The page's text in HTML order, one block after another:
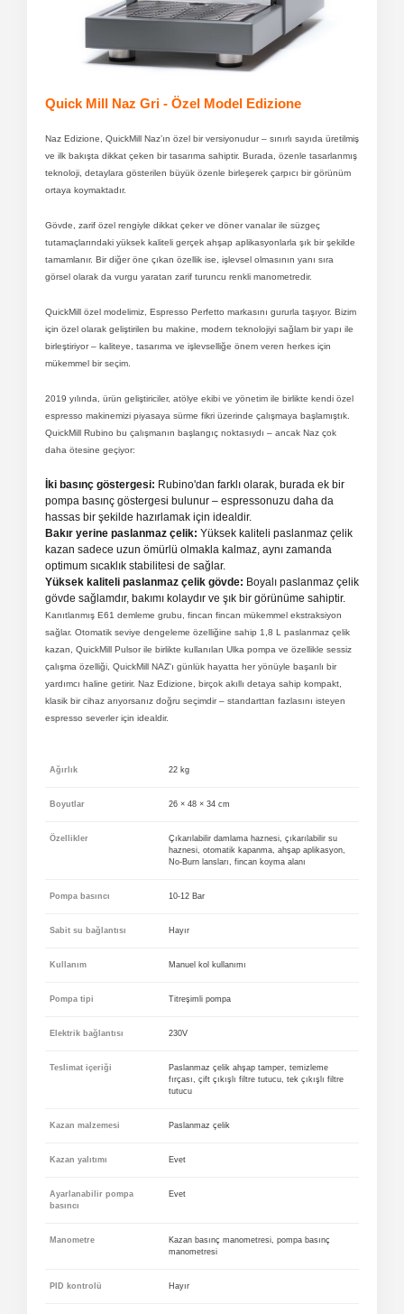
Quick Mill Naz Gri - Özel Model Edizione
Naz Edizione, QuickMill Naz’ın özel bir versiyonudur – sınırlı sayıda üretilmiş
ve ilk bakışta dikkat çeken bir tasarıma sahiptir. Burada, özenle tasarlanmış
teknoloji, detaylara gösterilen büyük özenle birleşerek çarpıcı bir görünüm
ortaya koymaktadır.
Gövde, zarif özel rengiyle dikkat çeker ve döner vanalar ile süzgeç
tutamaçlarındaki yüksek kaliteli gerçek ahşap aplikasyonlarla şık bir şekilde
tamamlanır. Bir diğer öne çıkan özellik ise, işlevsel olmasının yanı sıra
görsel olarak da vurgu yaratan zarif turuncu renkli manometredir.
QuickMill özel modelimiz, Espresso Perfetto markasını gururla taşıyor. Bizim
için özel olarak geliştirilen bu makine, modern teknolojiyi sağlam bir yapı ile
birleştiriyor – kaliteye, tasarıma ve işlevselliğe önem veren herkes için
mükemmel bir seçim.
2019 yılında, ürün geliştiriciler, atölye ekibi ve yönetim ile birlikte kendi özel
espresso makinemizi piyasaya sürme fikri üzerinde çalışmaya başlamıştık.
QuickMill Rubino bu çalışmanın başlangıç noktasıydı – ancak Naz çok
daha ötesine geçiyor:
İki basınç göstergesi: Rubino'dan farklı olarak, burada ek bir
pompa basınç göstergesi bulunur – espressonuzu daha da
hassas bir şekilde hazırlamak için idealdir.
Bakır yerine paslanmaz çelik: Yüksek kaliteli paslanmaz çelik
kazan sadece uzun ömürlü olmakla kalmaz, aynı zamanda
optimum sıcaklık stabilitesi de sağlar.
Yüksek kaliteli paslanmaz çelik gövde: Boyalı paslanmaz çelik
gövde sağlamdır, bakımı kolaydır ve şık bir görünüme sahiptir.
Kanıtlanmış E61 demleme grubu, fincan fincan mükemmel ekstraksiyon
sağlar. Otomatik seviye dengeleme özelliğine sahip 1,8 L paslanmaz çelik
kazan, QuickMill Pulsor ile birlikte kullanılan Ulka pompa ve özellikle sessiz
çalışma özelliği, QuickMill NAZ'ı günlük hayatta her yönüyle başarılı bir
yardımcı haline getirir. Naz Edizione, birçok akıllı detaya sahip kompakt,
klasik bir cihaz arıyorsanız doğru seçimdir – standarttan fazlasını isteyen
espresso severler için idealdir.
Ağırlık 22 kg
Boyutlar 26 × 48 × 34 cm
Özellikler
Çıkarılabilir damlama haznesi, çıkarılabilir su
haznesi, otomatik kapanma, ahşap aplikasyon,
No-Burn lansları, fincan koyma alanı
Pompa basıncı 10-12 Bar
Sabit su bağlantısı Hayır
Kullanım Manuel kol kullanımı
Pompa tipi Titreşimli pompa
Elektrik bağlantısı 230V
Teslimat içeriği
Paslanmaz çelik ahşap tamper, temizleme
fırçası, çift çıkışlı filtre tutucu, tek çıkışlı filtre
tutucu
Kazan malzemesi Paslanmaz çelik
Kazan yalıtımı Evet
Ayarlanabilir pompa
basıncı
Evet
Manometre
Kazan basınç manometresi, pompa basınç
manometresi
PID kontrolü Hayır